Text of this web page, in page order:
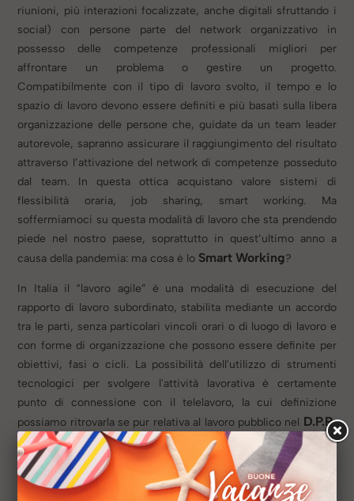
riunioni, più interazioni focalizzate, anche digitali sfruttando i
social) con persone parte del network organizzativo in
possesso delle competenze professionali migliori per
affrontare un problema o gestire un progetto.
Compatibilmente con il tipo di lavoro svolto, il tempo e lo
spazio di lavoro devono essere definiti e più basati sulla libera
organizzazione delle persone che, guidate da un team leader
autorevole, sapranno assicurare il raggiungimento del risultato
attraverso l’attivazione del network di competenze posseduto
dal team. In questa ottica acquistano valore sistemi di
flessibilità oraria, job sharing, smart working. Ma
soffermiamoci su questa modalità di lavoro che sta prendendo
piede nel nostro paese, soprattutto in quest’ultimo anno a
causa della pandemia: ma cosa è lo Smart Working?
In Italia il “lavoro agile” è una modalità di esecuzione del
rapporto di lavoro subordinato, stabilita mediante un accordo
tra le parti, senza particolari vincoli orari o di luogo di lavoro e
con forme di organizzazione che possono essere definite per
obiettivi, fasi o cicli. La possibilità dell'utilizzo di strumenti
tecnologici per svolgere l'attività lavorativa è certamente
punto di connessione con il telelavoro, la cui definizione
possiamo ritrovarla se pur relativa al lavoro pubblico nel D.P.R.
8 marzo 1998, n.70come una forma di lavoro a distanza, su
accordo stipulato con l'azienda, grazie al quale il dipendente
può svolgere la propria prestazione in un luogo differente da